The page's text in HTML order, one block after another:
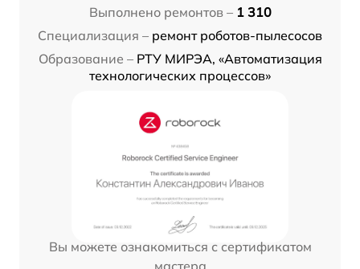
Выполнено ремонтов – 1 310
Специализация – ремонт роботов-пылесосов
Образование – РТУ МИРЭА, «Автоматизация
технологических процессов»
Вы можете ознакомиться с сертификатом
мастера